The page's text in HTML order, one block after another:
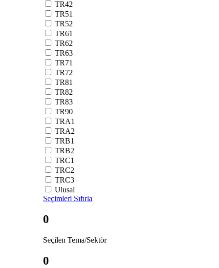
TR42
TR51
TR52
TR61
TR62
TR63
TR71
TR72
TR81
TR82
TR83
TR90
TRA1
TRA2
TRB1
TRB2
TRC1
TRC2
TRC3
Ulusal
Seçimleri Sıfırla
0
Seçilen Tema/Sektör
0